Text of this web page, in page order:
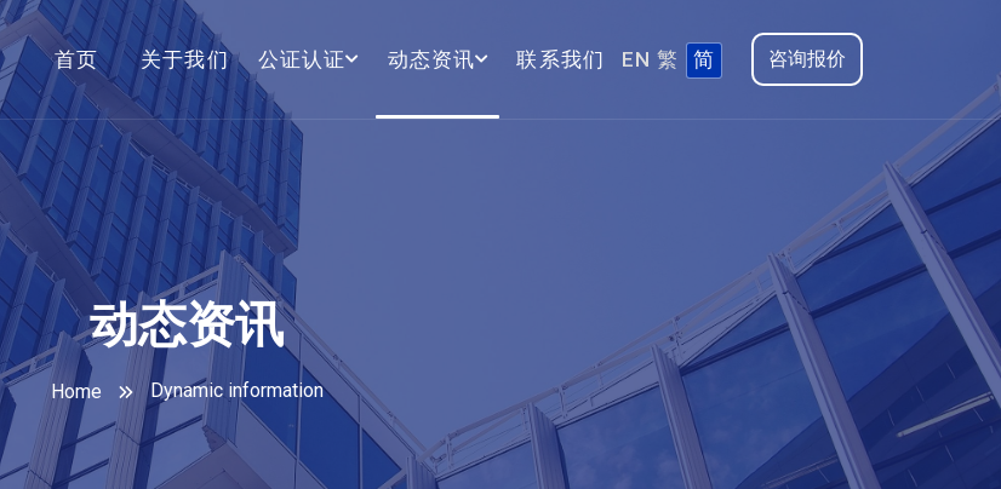
首页 关于我们 公证认证 动态资讯 联系我们 EN 繁 简 咨询报价
动态资讯
Home Dynamic information